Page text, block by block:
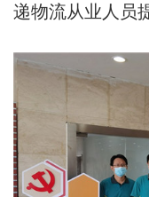
递物流从业人员